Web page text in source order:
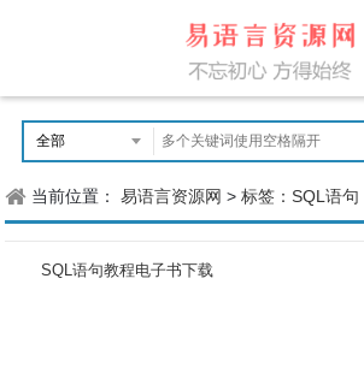
当前位置：易语言资源网 >标签：SQL语句
SQL语句教程电子书下载